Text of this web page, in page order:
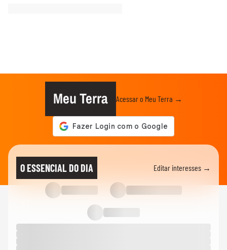
Meu Terra Acessar o Meu Terra →
O ESSENCIAL DO DIA Editar interesses →